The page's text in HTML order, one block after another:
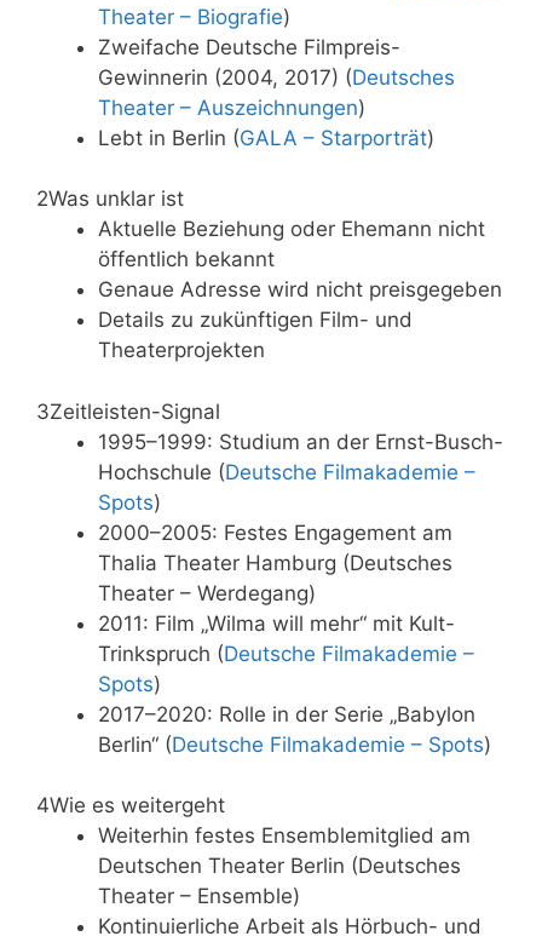
Theater – Biografie)
Zweifache Deutsche Filmpreis-
Gewinnerin (2004, 2017) (Deutsches
Theater – Auszeichnungen)
Lebt in Berlin (GALA – Starporträt)
2Was unklar ist
Aktuelle Beziehung oder Ehemann nicht
öffentlich bekannt
Genaue Adresse wird nicht preisgegeben
Details zu zukünftigen Film- und
Theaterprojekten
3Zeitleisten-Signal
1995–1999: Studium an der Ernst-Busch-
Hochschule (Deutsche Filmakademie –
Spots)
2000–2005: Festes Engagement am
Thalia Theater Hamburg (Deutsches
Theater – Werdegang)
2011: Film „Wilma will mehr“ mit Kult-
Trinkspruch (Deutsche Filmakademie –
Spots)
2017–2020: Rolle in der Serie „Babylon
Berlin“ (Deutsche Filmakademie – Spots)
4Wie es weitergeht
Weiterhin festes Ensemblemitglied am
Deutschen Theater Berlin (Deutsches
Theater – Ensemble)
Kontinuierliche Arbeit als Hörbuch- und